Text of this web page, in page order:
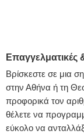
Βρίσκεστε σε μια
στην Αθήνα ή τη
προφορικά τον
θέλετε να
εύκολο να